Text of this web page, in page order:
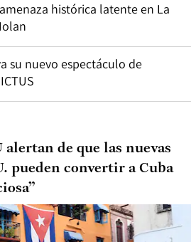
histórica latente en La
su nuevo espectáculo de
de que las nuevas
pueden convertir a Cuba